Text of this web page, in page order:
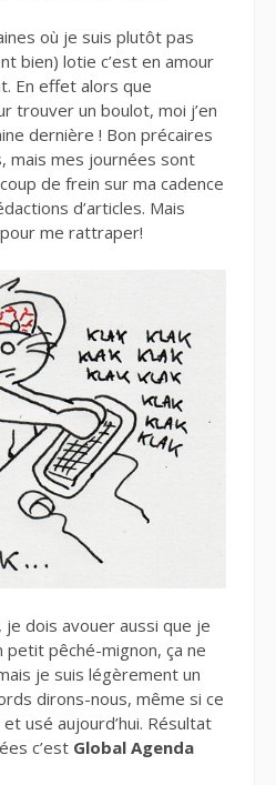
où je suis plutôt pas
bien) lotie c’est en amour
En effet alors que
trouver un boulot, moi j’en
dernière ! Bon précaires
mais mes journées sont
de frein sur ma cadence
d’articles. Mais
me rattraper!
dois avouer aussi que je
pêché-mignon, ça ne
je suis légèrement un
dirons-nous, même si ce
usé aujourd’hui. Résultat
c’est Global Agenda